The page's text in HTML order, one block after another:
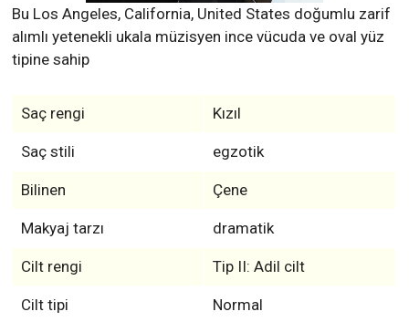
Bu Los Angeles, California, United States doğumlu zarif
alımlı yetenekli ukala müzisyen ince vücuda ve oval yüz
tipine sahip
Saç rengi Kızıl
Saç stili egzotik
Bilinen Çene
Makyaj tarzı dramatik
Cilt rengi Tip II: Adil cilt
Cilt tipi Normal